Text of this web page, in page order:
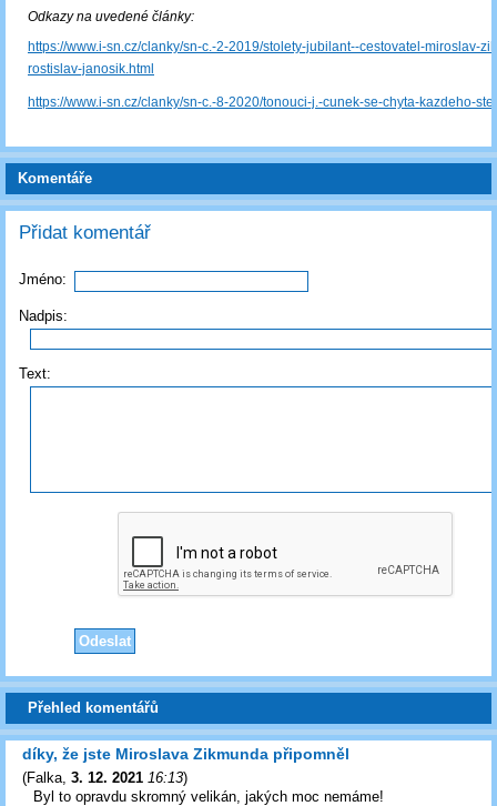
Odkazy na uvedené články:
https://www.i-sn.cz/clanky/sn-c.-2-2019/stolety-jubilant--cestovatel-miroslav-
rostislav-janosik.html
https://www.i-sn.cz/clanky/sn-c.-8-2020/tonouci-j.-cunek-se-chyta-kazdeho-
Komentáře
Přidat komentář
Jméno:
Nadpis:
Text:
Přehled komentářů
díky, že jste Miroslava Zikmunda připomněl
(Falka 3. 12. 2021 16:13)
Byl to opravdu skromný velikán, jakých moc nemáme!